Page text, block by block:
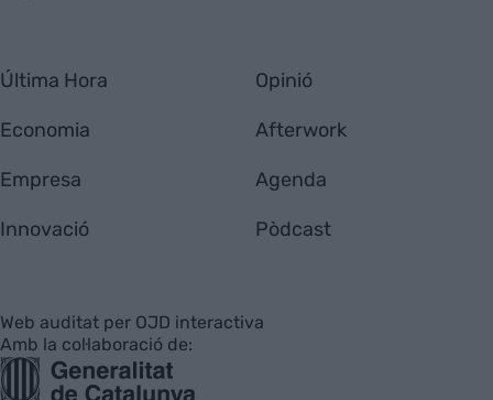
Última Hora
Economia
Empresa
Innovació
Opinió
Afterwork
Agenda
Pòdcast
Web auditat per OJD interactiva
Amb la col·laboració de: